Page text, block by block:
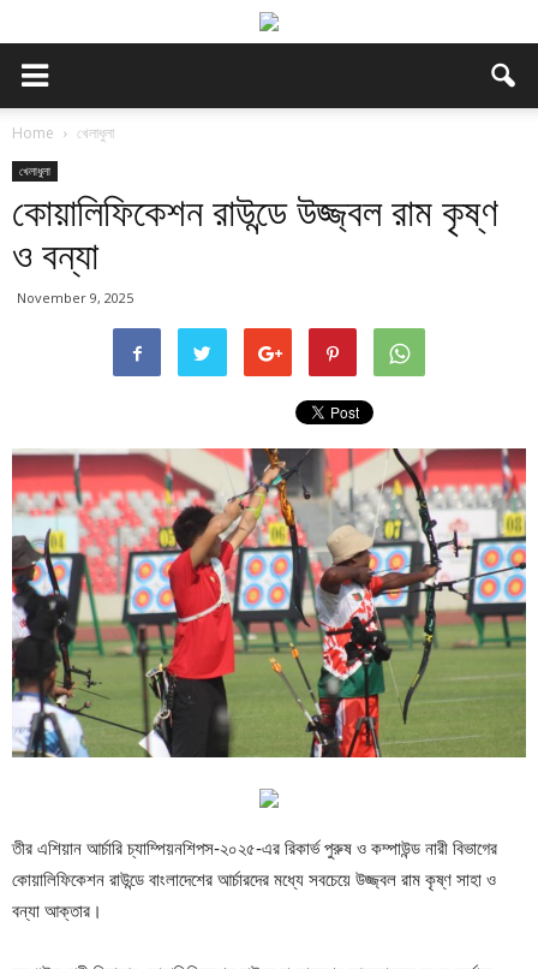
Home খেলাধুলা
খেলাধুলা
কোয়ালিফিকেশন রাউন্ডে উজ্জ্বল রাম কৃষ্ণ
ও বন্যা
November 9, 2025
তীর এশিয়ান আর্চারি চ্যাম্পিয়নশিপস-২০২৫-এর রিকার্ভ পুরুষ ও কম্পাউন্ড নারী বিভাগের
কোয়ালিফিকেশন রাউন্ডে বাংলাদেশের আর্চারদের মধ্যে সবচেয়ে উজ্জ্বল রাম কৃষ্ণ সাহা ও
বন্যা আক্তার।